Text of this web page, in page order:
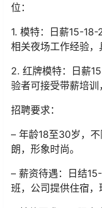
位：
1. 模特：日薪15-
相关夜场工作经验，
2. 红牌模特：日薪
验者可接受带薪培训
招聘要求：
– 年龄18至30岁，
朗，形象时尚。
– 薪资待遇：日结
班，公司提供住宿，